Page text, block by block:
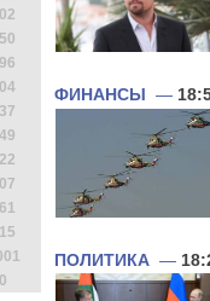
0
ФИНАНСЫ —
ПОЛИТИКА —